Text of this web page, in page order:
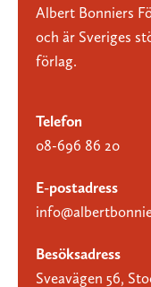
Albert Bonniers
och är Sveriges
förlag.
Telefon
08-696 86 20
E-postadress
Besöksadress
Sveavägen 56,